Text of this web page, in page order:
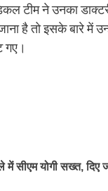
टीम ने उनका
है तो इसके बारे में
गए।
में सीएम योगी सख्त,